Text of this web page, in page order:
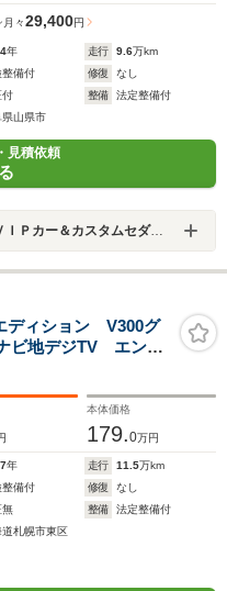
月々29,400円
年 走行 9.6万km
整備付 修復
なし
付 整備
法定整備付
県山県市
見積依頼
ー＆カスタムセダン専門店
ディション V300グ
ビ地デジTV エンジ
ーディアルマフラ
付 記録簿13
本体価格
179.0万円
年 走行 11.5万km
整備付 修復
なし
無 整備
法定整備付
道札幌市東区